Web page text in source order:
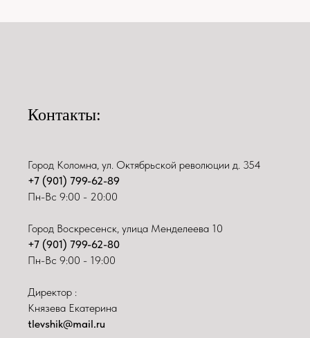
Контакты:
Город Коломна, ул. Октябрьской революции д. 354
+7 (901) 799-62-89
Пн-Вс 9:00 - 20:00
Город Воскресенск, улица Менделеева 10
+7 (901) 799-62-80
Пн-Вс 9:00 - 19:00
Директор :
Князева Екатерина
tlevshik@mail.ru